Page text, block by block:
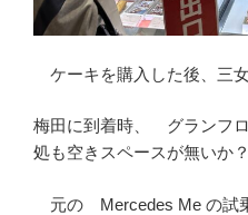
ケーキを購入した後、三
梅田に到着時、 グランフ
処も空きスペースが無いか
元の Mercedes Me の試